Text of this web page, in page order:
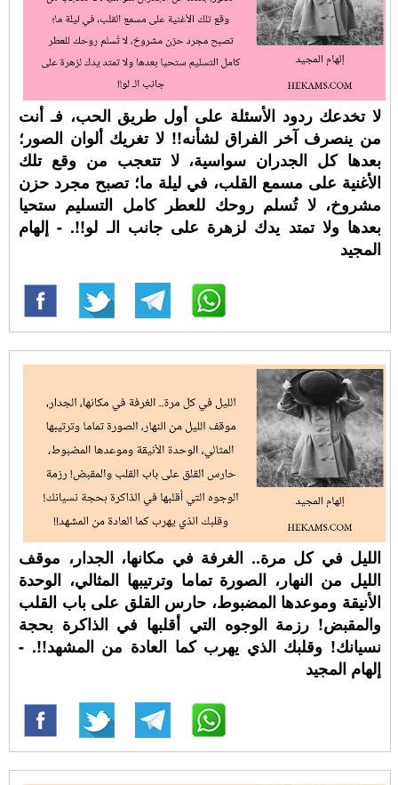
لا تخدعك ردود الأسئلة على أول طريق الحب، فـ أنت
من ينصرف آخر الفراق لشأنه!! لا تغريك ألوان الصور؛
بعدها كل الجدران سواسية، لا تتعجب من وقع تلك
الأغنية على مسمع القلب، في ليلة ما؛ تصبح مجرد حزن
مشروخ، لا تُسلم روحك للعطر كامل التسليم ستحيا
بعدها ولا تمتد يدك لزهرة على جانب الـ لو!!. - إلهام
المجيد
الليل في كل مرة.. الغرفة في مكانها، الجدار، موقف
الليل من النهار، الصورة تماما وترتيبها المثالي، الوحدة
الأنيقة وموعدها المضبوط، حارس القلق على باب القلب
والمقبض! رزمة الوجوه التي أقلبها في الذاكرة بحجة
نسيانك! وقلبك الذي يهرب كما العادة من المشهد!!. -
إلهام المجيد